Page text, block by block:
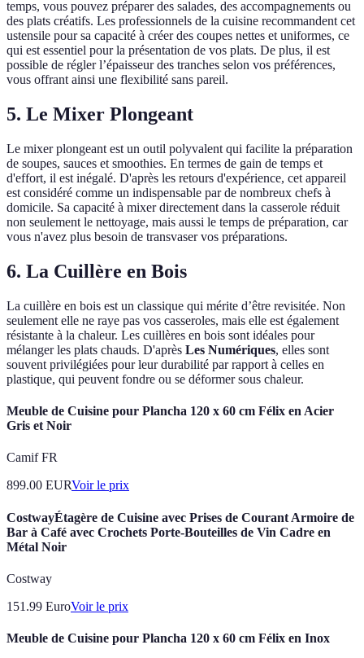
temps, vous pouvez préparer des salades, des accompagnements ou
des plats créatifs. Les professionnels de la cuisine recommandent cet
ustensile pour sa capacité à créer des coupes nettes et uniformes, ce
qui est essentiel pour la présentation de vos plats. De plus, il est
possible de régler l’épaisseur des tranches selon vos préférences,
vous offrant ainsi une flexibilité sans pareil.
5. Le Mixer Plongeant
Le mixer plongeant est un outil polyvalent qui facilite la préparation
de soupes, sauces et smoothies. En termes de gain de temps et
d'effort, il est inégalé. D'après les retours d'expérience, cet appareil
est considéré comme un indispensable par de nombreux chefs à
domicile. Sa capacité à mixer directement dans la casserole réduit
non seulement le nettoyage, mais aussi le temps de préparation, car
vous n'avez plus besoin de transvaser vos préparations.
6. La Cuillère en Bois
La cuillère en bois est un classique qui mérite d’être revisitée. Non
seulement elle ne raye pas vos casseroles, mais elle est également
résistante à la chaleur. Les cuillères en bois sont idéales pour
mélanger les plats chauds. D'après Les Numériques, elles sont
souvent privilégiées pour leur durabilité par rapport à celles en
plastique, qui peuvent fondre ou se déformer sous chaleur.
Meuble de Cuisine pour Plancha 120 x 60 cm Félix en Acier
Gris et Noir
Camif FR
899.00 EURVoir le prix
CostwayÉtagère de Cuisine avec Prises de Courant Armoire de
Bar à Café avec Crochets Porte-Bouteilles de Vin Cadre en
Métal Noir
Costway
151.99 EuroVoir le prix
Meuble de Cuisine pour Plancha 120 x 60 cm Félix en Inox